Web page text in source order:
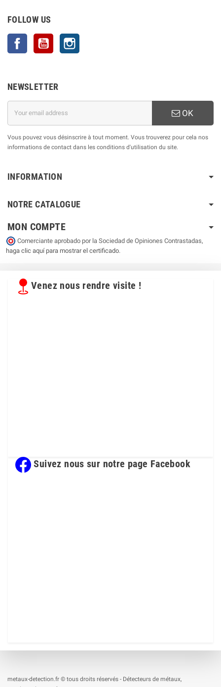
FOLLOW US
Facebook YouTube
NEWSLETTER
OK
Vous pouvez vous désinscrire à tout moment. Vous trouverez pour cela nos
informations de contact dans les conditions d'utilisation du site.
INFORMATION
NOTRE CATALOGUE
MON COMPTE
Comerciante aprobado por la Sociedad de Opiniones Contrastadas,
haga clic aquí para mostrar el certificado.
Venez nous rendre visite !
Suivez nous sur notre page Facebook
metaux-detection.fr © tous droits réservés - Détecteurs de métaux,